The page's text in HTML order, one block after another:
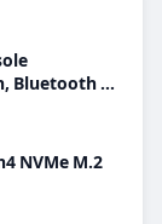
Bluetooth et
NVMe M.2